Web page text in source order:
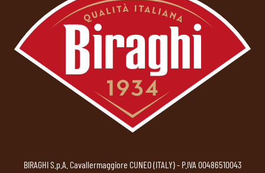
BIRAGHI S.p.A. Cavallermaggiore CUNEO (ITALY) - P.IVA 00486510043